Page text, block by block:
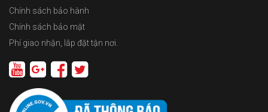
Chính sách bảo hành
Chính sách bảo mật
Phí giao nhận, lắp đặt tận nơi.